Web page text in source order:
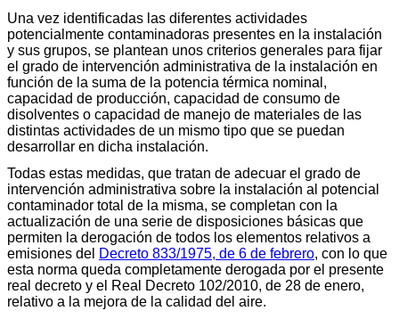
Una vez identificadas las diferentes actividades
potencialmente contaminadoras presentes en la instalación
y sus grupos, se plantean unos criterios generales para fijar
el grado de intervención administrativa de la instalación en
función de la suma de la potencia térmica nominal,
capacidad de producción, capacidad de consumo de
disolventes o capacidad de manejo de materiales de las
distintas actividades de un mismo tipo que se puedan
desarrollar en dicha instalación.
Todas estas medidas, que tratan de adecuar el grado de
intervención administrativa sobre la instalación al potencial
contaminador total de la misma, se completan con la
actualización de una serie de disposiciones básicas que
permiten la derogación de todos los elementos relativos a
emisiones del Decreto 833/1975, de 6 de febrero, con lo que
esta norma queda completamente derogada por el presente
real decreto y el Real Decreto 102/2010, de 28 de enero,
relativo a la mejora de la calidad del aire.